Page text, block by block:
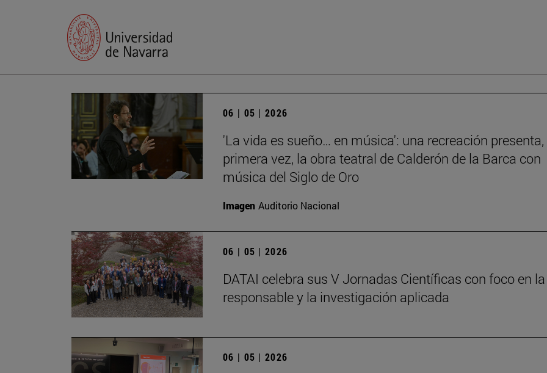
06 | 05 | 2026
'La vida es sueño… en música': una recreación
primera vez, la obra teatral de Calderón de la Barca con
música del Siglo de Oro
Imagen Auditorio Nacional
06 | 05 | 2026
DATAI celebra sus V Jornadas Científicas con foco en
responsable y la investigación aplicada
06 | 05 | 2026